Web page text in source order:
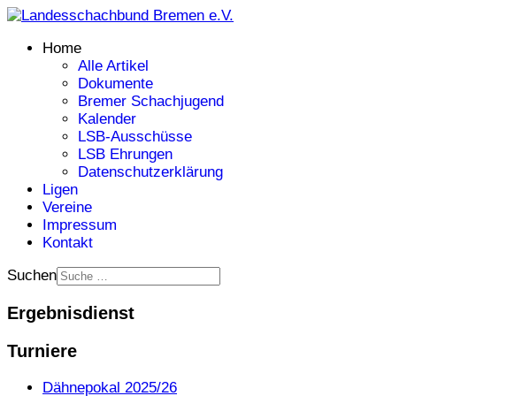
Home
Alle Artikel
Dokumente
Bremer Schachjugend
Kalender
LSB-Ausschüsse
LSB Ehrungen
Datenschutzerklärung
Ligen
Vereine
Impressum
Kontakt
Suchen
Ergebnisdienst
Turniere
Dähnepokal 2025/26